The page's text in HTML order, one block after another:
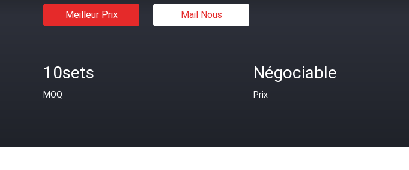
Meilleur Prix Mail Nous
10sets
MOQ
Négociable
Prix